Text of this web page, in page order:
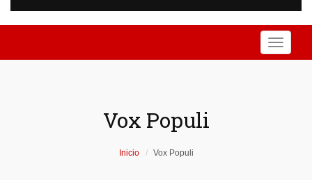
Toggle
Vox Populi
Inicio Vox Populi